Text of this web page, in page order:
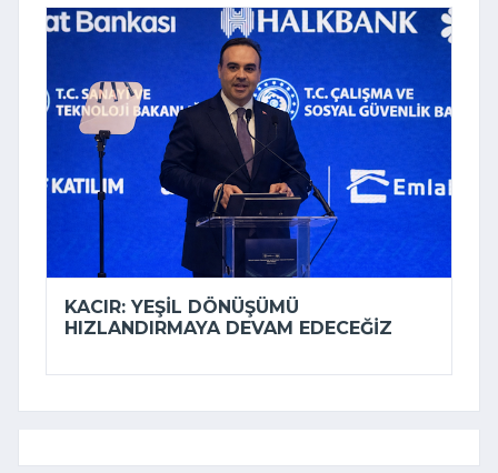
KACIR: YEŞIL DÖNÜŞÜMÜ
HIZLANDIRMAYA DEVAM EDECEĞIZ